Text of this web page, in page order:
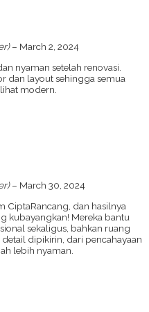
– March 2, 2024
nyaman setelah renovasi.
dan layout sehingga semua
modern.
– March 30, 2024
CiptaRancang, dan hasilnya
kubayangkan! Mereka bantu
sekaligus, bahkan ruang
dipikirin, dari pencahayaan
lebih nyaman.